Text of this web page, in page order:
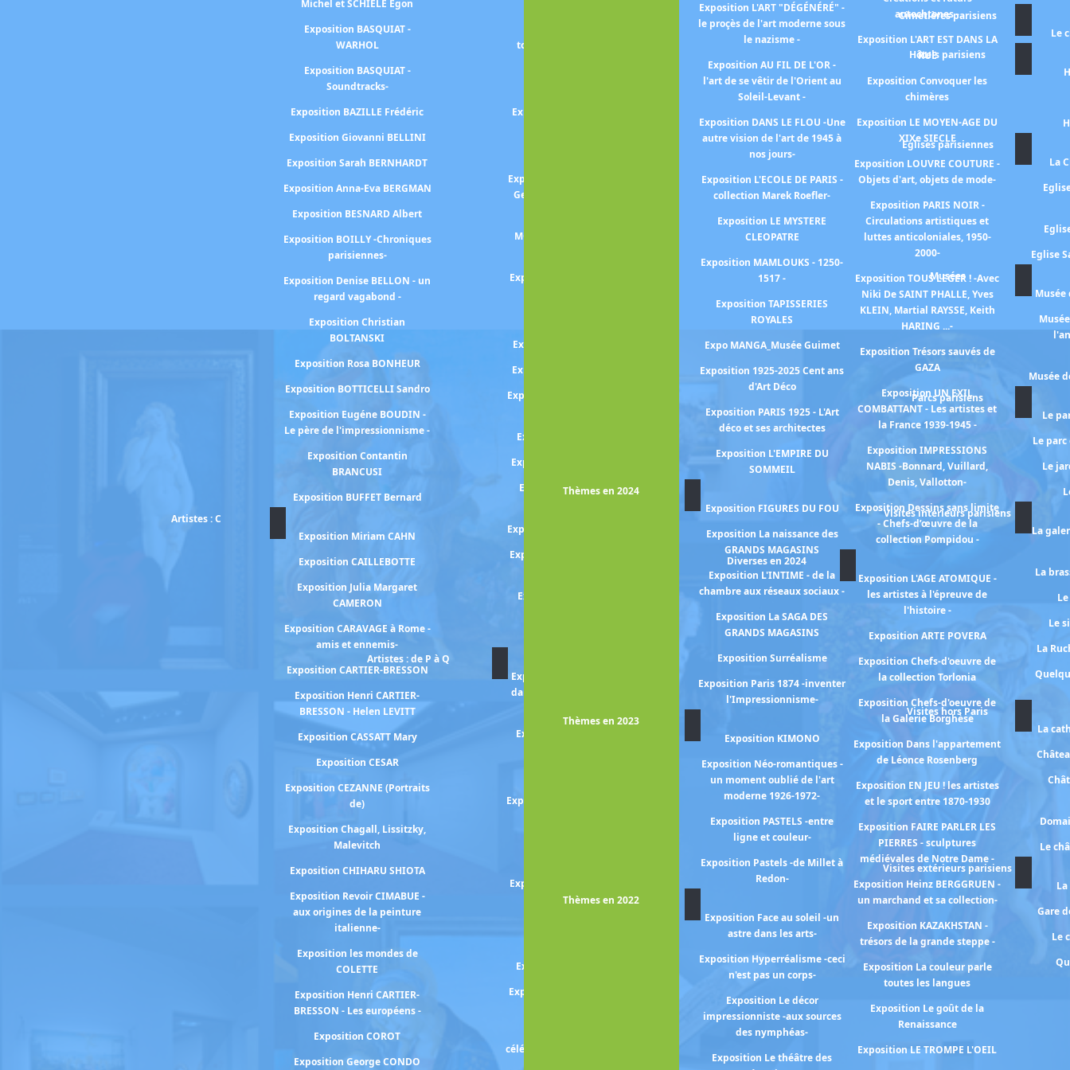
Michel et SCHIELE Egon
Exposition BASQUIAT -
WARHOL
Exposition BASQUIAT -
Soundtracks-
Exposition BAZILLE Frédéric
Exposition Giovanni BELLINI
Exposition Sarah BERNHARDT
Exposition Anna-Eva BERGMAN
Exposition BESNARD Albert
Exposition BOILLY -Chroniques
parisiennes-
Exposition Denise BELLON - un
regard vagabond -
Exposition Christian
BOLTANSKI
Exposition Rosa BONHEUR
Exposition BOTTICELLI Sandro
Exposition Eugéne BOUDIN -
Le père de l'impressionnisme -
Exposition Contantin
BRANCUSI
Exposition BUFFET Bernard
Artistes : C
Exposition Miriam CAHN
Exposition CAILLEBOTTE
Exposition Julia Margaret
CAMERON
Exposition CARAVAGE à Rome -
amis et ennemis-
Exposition CARTIER-BRESSON
Exposition Henri CARTIER-
BRESSON - Helen LEVITT
Exposition CASSATT Mary
Exposition CESAR
Exposition CEZANNE (Portraits
de)
Exposition Chagall, Lissitzky,
Malevitch
Exposition CHIHARU SHIOTA
Exposition Revoir CIMABUE -
aux origines de la peinture
italienne-
Exposition les mondes de
COLETTE
Exposition Henri CARTIER-
BRESSON - Les européens -
Exposition COROT
Exposition George CONDO
tournant des années 1930-
Exposition MATISSE -l'Atelier
Exposition Georges MATHIEU -
Geste, vitesse, mouvement-
MODIGLIANI -un peintre et
Exposition MONET-MITCHELL
Exposition Berthe MORISOT
Exposition MUCHA Alphonse
Exposition Berthe MORISOT et
Exposition Edvard MUNCH
Exposition Gabriele MUNTER
Exposition Alice NEEL -un
Expositioon Otobong NKANGA
Exposition Fernande OLIVIER
Exposition Chana ORLOFF
Artistes : de P à Q
Exposition Paula PADANI -La
danse migrante : Hambourg,
Exposition YAN PEI-MING /
Exposition Charlote PERRIAND
Exposition Fernande OLIVIER
et Pablo PICASSO
Exposition PICASSO mania
Exposition PICASSO -périodes
célébration- la collection prend
Exposition L'ART "DÉGÉNÉRÉ" -
le proçès de l'art moderne sous
le nazisme -
Exposition AU FIL DE L'OR -
l'art de se vêtir de l'Orient au
Soleil-Levant -
Exposition DANS LE FLOU -Une
autre vision de l'art de 1945 à
nos jours-
Exposition L'ECOLE DE PARIS -
collection Marek Roefler-
Exposition LE MYSTERE
CLEOPATRE
Exposition MAMLOUKS - 1250-
1517 -
Exposition TAPISSERIES
ROYALES
Expo MANGA_Musée Guimet
Exposition 1925-2025 Cent ans
d'Art Déco
Exposition PARIS 1925 - L'Art
déco et ses architectes
Exposition L'EMPIRE DU
SOMMEIL
Thèmes en 2024
Exposition FIGURES DU FOU
Exposition La naissance des
GRANDS MAGASINS
Exposition L'INTIME - de la
chambre aux réseaux sociaux -
Exposition La SAGA DES
GRANDS MAGASINS
Exposition Surréalisme
Exposition Paris 1874 -inventer
l'Impressionnisme-
Thèmes en 2023
Exposition KIMONO
Exposition Néo-romantiques -
un moment oublié de l'art
moderne 1926-1972-
Exposition PASTELS -entre
ligne et couleur-
Exposition Pastels -de Millet à
Redon-
Thèmes en 2022
Exposition Face au soleil -un
astre dans les arts-
Exposition Hyperréalisme -ceci
n'est pas un corps-
Exposition Le décor
impressionniste -aux sources
des nymphéas-
Exposition Le théâtre des
autochtones -
Exposition L'ART EST DANS LA
RUE
Exposition Convoquer les
chimères
Exposition LE MOYEN-AGE DU
XIXe SIECLE
Exposition LOUVRE COUTURE -
Objets d'art, objets de mode-
Exposition PARIS NOIR -
Circulations artistiques et
luttes anticoloniales, 1950-
2000-
Exposition TOUS LEGER ! -Avec
Niki De SAINT PHALLE, Yves
KLEIN, Martial RAYSSE, Keith
HARING ...-
Exposition Trésors sauvés de
GAZA
Exposition UN EXIL
COMBATTANT - Les artistes et
la France 1939-1945 -
Exposition IMPRESSIONS
NABIS -Bonnard, Vuillard,
Denis, Vallotton-
Exposition Dessins sans limite
- Chefs-d’œuvre de la
collection Pompidou -
Diverses en 2024
Exposition L'AGE ATOMIQUE -
les artistes à l'épreuve de
l'histoire -
Exposition ARTE POVERA
Exposition Chefs-d'oeuvre de
la collection Torlonia
Exposition Chefs-d'oeuvre de
la Galerie Borghèse
Exposition Dans l'appartement
de Léonce Rosenberg
Exposition EN JEU ! les artistes
et le sport entre 1870-1930
Exposition FAIRE PARLER LES
PIERRES - sculptures
médiévales de Notre Dame -
Exposition Heinz BERGGRUEN -
un marchand et sa collection-
Exposition KAZAKHSTAN -
trésors de la grande steppe -
Exposition La couleur parle
toutes les langues
Exposition Le goût de la
Renaissance
Exposition LE TROMPE L'OEIL
Cimetières parisiens
Le
Hôtels parisiens
Eglises parisiennes
La
Eglise
Musées
Musée
Musée
Parcs parisiens
Le
Le
Le
Visites intérieurs parisiens
La
La
Le
La
Visites hors Paris
La
Le
Visites extérieurs parisiens
Gare
Le